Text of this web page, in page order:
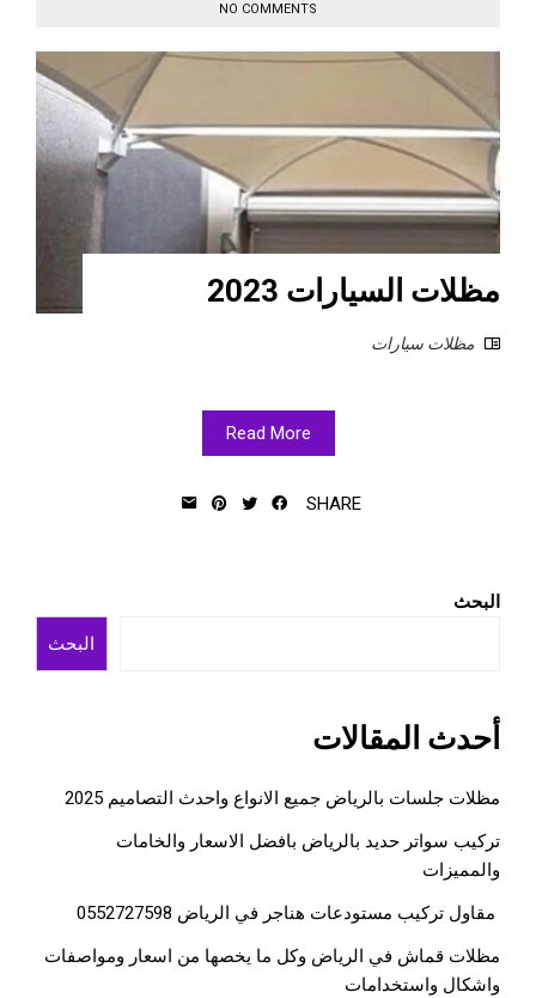
NO COMMENTS
مظلات السيارات 2023
مظلات سيارات
Read More
SHARE
البحث
البحث
أحدث المقالات
مظلات جلسات بالرياض جميع الانواع واحدث التصاميم 2025
تركيب سواتر حديد بالرياض بافضل الاسعار والخامات
والمميزات
مقاول تركيب مستودعات هناجر في الرياض 0552727598
مظلات قماش في الرياض وكل ما يخصها من اسعار ومواصفات
واشكال واستخدامات